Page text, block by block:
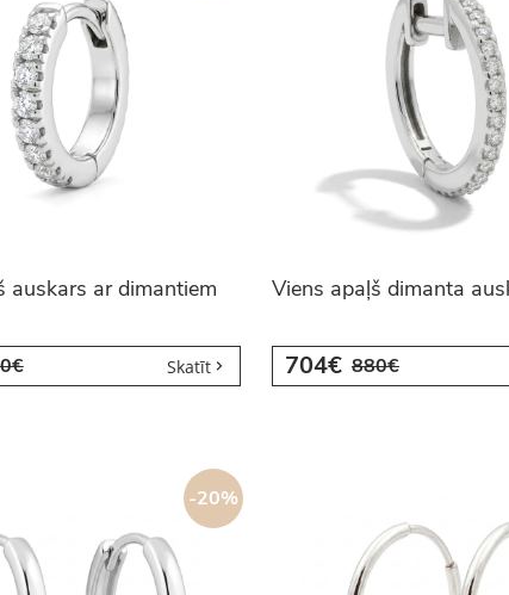
auskars ar dimantiem
Skatīt
Viens apaļš dimanta
704€ 880€
-20%